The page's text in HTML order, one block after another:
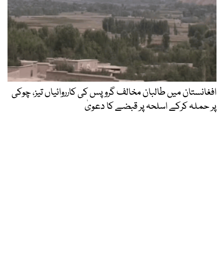
افغانستان میں طالبان مخالف گروپس کی کارروائیاں تیز، چوکی
پر حملہ کرکے اسلحہ پر قبضے کا دعویٰ